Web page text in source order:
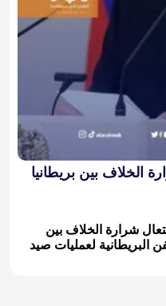
الخلاف بين بريطانيا
شرارة الخلاف بين
البريطانية لعمليات صيد